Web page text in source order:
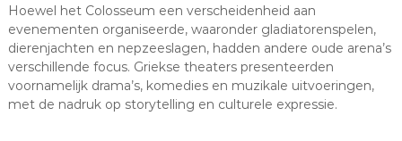
Hoewel het Colosseum een verscheidenheid aan
evenementen organiseerde, waaronder gladiatorenspelen,
dierenjachten en nepzeeslagen, hadden andere oude arena’s
verschillende focus. Griekse theaters presenteerden
voornamelijk drama’s, komedies en muzikale uitvoeringen,
met de nadruk op storytelling en culturele expressie.